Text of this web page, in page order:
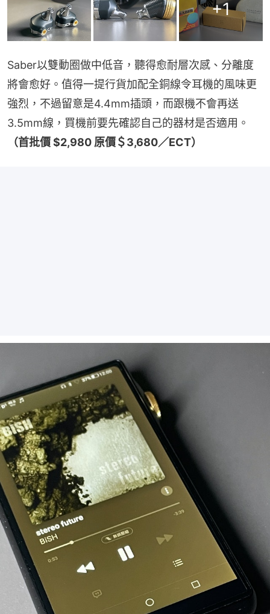
+1
Saber以雙動圈做中低音，聽得愈耐層次感、分離度
將會愈好。值得一提行貨加配全銅線令耳機的風味更
強烈，不過留意是4.4mm插頭，而跟機不會再送
3.5mm線，買機前要先確認自己的器材是否適用。
（首批價 $2,980 原價＄3,680／ECT）